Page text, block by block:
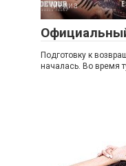
Медиа
Подготовку к
началась. Во время